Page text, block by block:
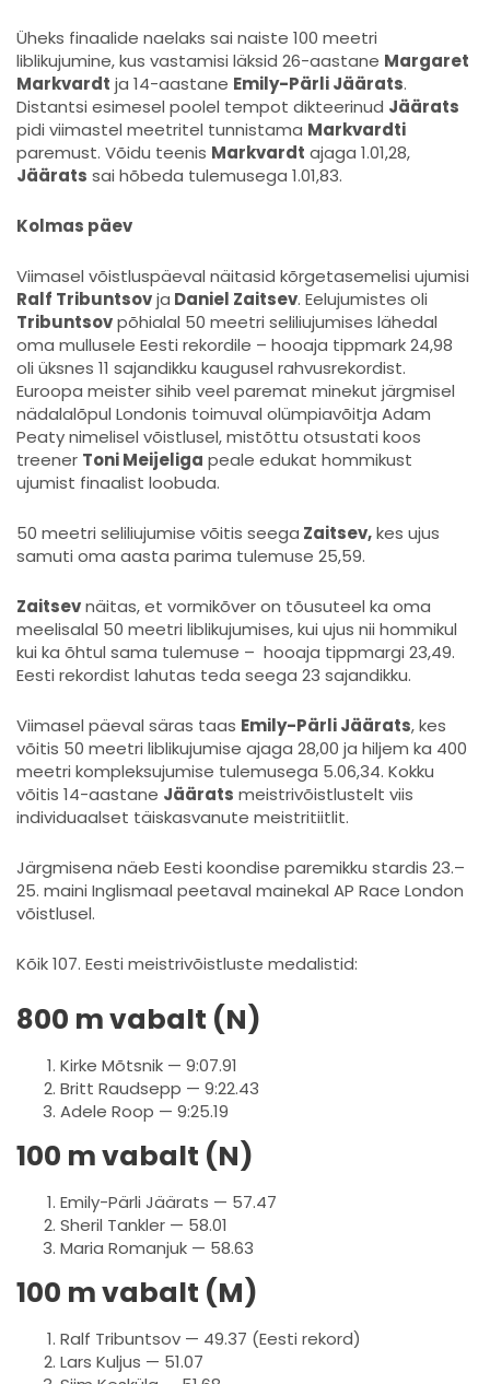
Üheks finaalide naelaks sai naiste 100 meetri
liblikujumine, kus vastamisi läksid 26-aastane Margaret
Markvardt ja 14-aastane Emily-Pärli Jäärats.
Distantsi esimesel poolel tempot dikteerinud Jäärats
pidi viimastel meetritel tunnistama Markvardti
paremust. Võidu teenis Markvardt ajaga 1.01,28,
Jäärats sai hõbeda tulemusega 1.01,83.
Kolmas päev
Viimasel võistluspäeval näitasid kõrgetasemelisi ujumisi
Ralf Tribuntsovja Daniel Zaitsev. Eelujumistes oli
Tribuntsovpõhialal 50 meetri seliliujumises lähedal
oma mullusele Eesti rekordile – hooaja tippmark 24,98
oli üksnes 11 sajandikku kaugusel rahvusrekordist.
Euroopa meister sihib veel paremat minekut järgmisel
nädalalõpul Londonis toimuval olümpiavõitja Adam
Peaty nimelisel võistlusel, mistõttu otsustati koos
treener Toni Meijeliga peale edukat hommikust
ujumist finaalist loobuda.
50 meetri seliliujumise võitis seega Zaitsev,kes ujus
samuti oma aasta parima tulemuse 25,59.
Zaitsevnäitas, et vormikõver on tõusuteel ka oma
meelisalal 50 meetri liblikujumises, kui ujus nii hommikul
kui ka õhtul sama tulemuse – hooaja tippmargi 23,49.
Eesti rekordist lahutas teda seega 23 sajandikku.
Viimasel päeval säras taas Emily-Pärli Jäärats, kes
võitis 50 meetri liblikujumise ajaga 28,00 ja hiljem ka 400
meetri kompleksujumise tulemusega 5.06,34. Kokku
võitis 14-aastane Jäärats meistrivõistlustelt viis
individuaalset täiskasvanute meistritiitlit.
Järgmisena näeb Eesti koondise paremikku stardis 23.–
25. maini Inglismaal peetaval mainekal AP Race London
võistlusel.
Kõik 107. Eesti meistrivõistluste medalistid:
800 m vabalt (N)
Kirke Mõtsnik — 9:07.91
Britt Raudsepp — 9:22.43
Adele Roop — 9:25.19
100 m vabalt (N)
Emily-Pärli Jäärats — 57.47
Sheril Tankler — 58.01
Maria Romanjuk — 58.63
100 m vabalt (M)
Ralf Tribuntsov — 49.37 (Eesti rekord)
Lars Kuljus — 51.07